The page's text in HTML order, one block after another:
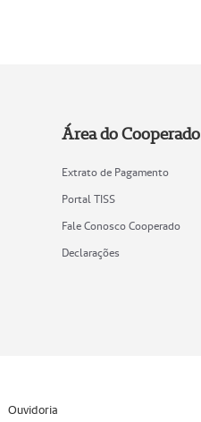
Área do Cooperado
Extrato de Pagamento
Portal TISS
Fale Conosco Cooperado
Declarações
Ouvidoria